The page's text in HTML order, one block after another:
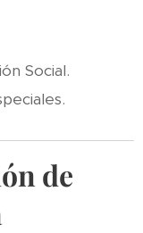
Social.
de